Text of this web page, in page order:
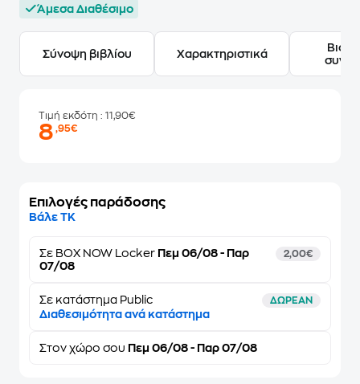
Άμεσα Διαθέσιμο
Σύνοψη βιβλίου Χαρακτηριστικά
Τιμή εκδότη : 11,90€
8,95€
Επιλογές παράδοσης
Βάλε ΤΚ
Σε BOX NOW Locker Πεμ 06/08 - Παρ
07/08
2,00€
Σε κατάστημα Public ΔΩΡΕΑΝ
Διαθεσιμότητα ανά κατάστημα
Στον χώρο σου Πεμ 06/08 - Παρ 07/08